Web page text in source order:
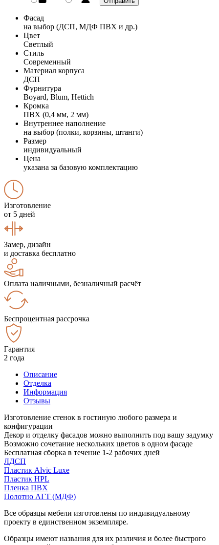
Фасад
на выбор (ДСП, МДФ ПВХ и др.)
Цвет
Светлый
Стиль
Современный
Материал корпуса
ДСП
Фурнитура
Boyard, Blum, Hettich
Кромка
ПВХ (0,4 мм, 2 мм)
Внутреннее наполнение
на выбор (полки, корзины, штанги)
Размер
индивидуальный
Цена
указана за базовую комплектацию
Изготовление
от 5 дней
Замер, дизайн
и доставка бесплатно
Оплата наличными, безналичный расчёт
Беспроцентная рассрочка
Гарантия
2 года
Описание
Отделка
Информация
Отзывы
Изготовление стенок в гостиную любого размера и
конфигурации
Декор и отделку фасадов можно выполнить под вашу задумку
Возможно сочетание нескольких цветов в одном фасаде
Бесплатная сборка в течение 1-2 рабочих дней
ЛДСП
Пластик Alvic Luxe
Пластик HPL
Пленка ПВХ
Полотно АГТ (МДФ)
Все образцы мебели изготовлены по индивидуальному
проекту в единственном экземпляре.
Образцы имеют названия для их различия и более быстрого